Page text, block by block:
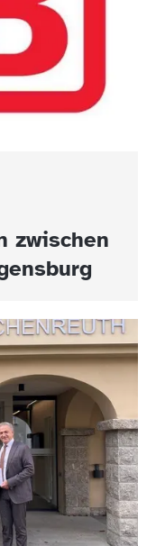
zwischen
lädt
ein –